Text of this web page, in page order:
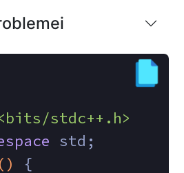
stdc++.h>
std;
() {